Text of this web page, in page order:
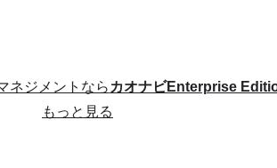
ネジメントならカオナビEnterprise
もっと見る